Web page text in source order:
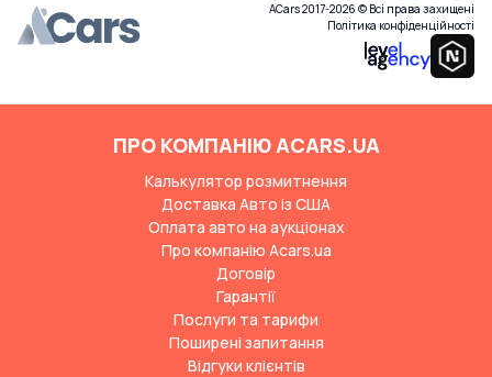
ACars 2017-2026 © Всі права захищені
Політика конфіденційності
ПРО КОМПАНІЮ ACARS.UA
Калькулятор розмитнення
Доставка Авто із США
Оплата авто на аукціонах
Про компанію Acars.ua
Договір
Гарантії
Послуги та тарифи
Поширені запитання
Відгуки клієнтів